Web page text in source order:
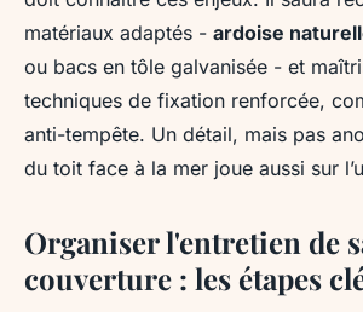
matériaux adaptés - ardoise
ou bacs en tôle galvanisée - et
techniques de fixation renforcée,
anti-tempête. Un détail, mais pas
du toit face à la mer joue aussi sur
Organiser l'entretien de
couverture : les étapes